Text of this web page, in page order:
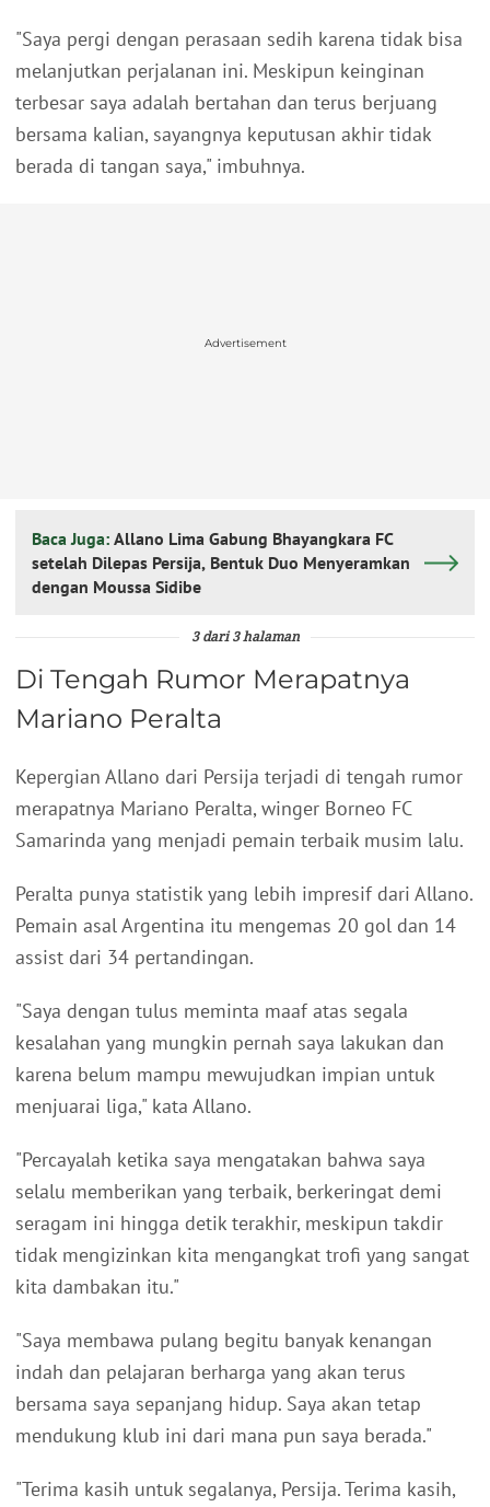
"Saya pergi dengan perasaan sedih karena tidak bisa
melanjutkan perjalanan ini. Meskipun keinginan
terbesar saya adalah bertahan dan terus berjuang
bersama kalian, sayangnya keputusan akhir tidak
berada di tangan saya," imbuhnya.
Advertisement
Baca Juga: Allano Lima Gabung Bhayangkara FC
setelah Dilepas Persija, Bentuk Duo Menyeramkan
dengan Moussa Sidibe
3 dari 3 halaman
Di Tengah Rumor Merapatnya
Mariano Peralta
Kepergian Allano dari Persija terjadi di tengah rumor
merapatnya Mariano Peralta, winger Borneo FC
Samarinda yang menjadi pemain terbaik musim lalu.
Peralta punya statistik yang lebih impresif dari Allano.
Pemain asal Argentina itu mengemas 20 gol dan 14
assist dari 34 pertandingan.
"Saya dengan tulus meminta maaf atas segala
kesalahan yang mungkin pernah saya lakukan dan
karena belum mampu mewujudkan impian untuk
menjuarai liga," kata Allano.
"Percayalah ketika saya mengatakan bahwa saya
selalu memberikan yang terbaik, berkeringat demi
seragam ini hingga detik terakhir, meskipun takdir
tidak mengizinkan kita mengangkat trofi yang sangat
kita dambakan itu."
"Saya membawa pulang begitu banyak kenangan
indah dan pelajaran berharga yang akan terus
bersama saya sepanjang hidup. Saya akan tetap
mendukung klub ini dari mana pun saya berada."
"Terima kasih untuk segalanya, Persija. Terima kasih,